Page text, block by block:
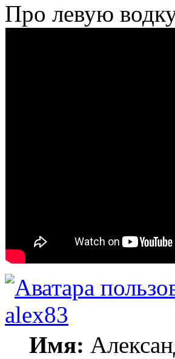
Про левую
alex83
Имя: